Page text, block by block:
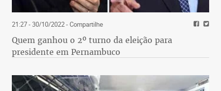
21:27 - 30/10/2022- Compartilhe
Quem ganhou o 2º turno da eleição para
presidente em Pernambuco